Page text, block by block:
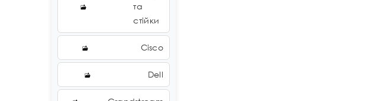
та
стійки
Cisco
Dell